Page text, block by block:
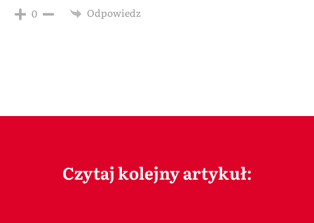
0 Odpowiedz
Czytaj kolejny artykuł: